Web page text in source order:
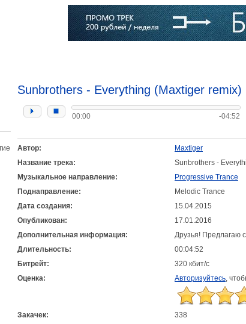
Sunbrothers - Everything (Maxtiger remix)
00:00 -04:52
Автор:
Maxtiger
Название трека:
Sunbrothers -
Музыкальное направление:
Progressive Trance
Поднаправление:
Melodic Trance
Дата создания:
15.04.2015
Опубликован:
17.01.2016
Дополнительная информация:
Друзья! Предлагаю
Длительность:
00:04:52
Битрейт:
320 кбит/с
Оценка:
Авторизуйтесь,
Закачек:
338